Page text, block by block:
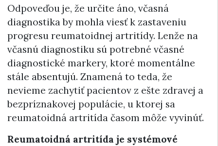
Odpoveďou je, že určite áno, včasná
diagnostika by mohla viesť k zastaveniu
progresu reumatoidnej artritídy. Lenže na
včasnú diagnostiku sú potrebné včasné
diagnostické markery, ktoré momentálne
stále absentujú. Znamená to teda, že
nevieme zachytiť pacientov z ešte zdravej a
bezpríznakovej populácie, u ktorej sa
reumatoidná artritída časom môže vyvinúť.
Reumatoidná artritída je systémové